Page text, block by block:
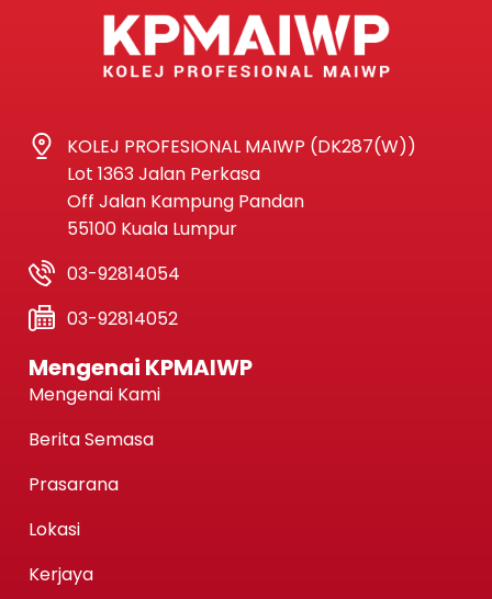
KOLEJ PROFESIONAL MAIWP (DK287(W))
Lot 1363 Jalan Perkasa
Off Jalan Kampung Pandan
55100 Kuala Lumpur
03-92814054
03-92814052
Mengenai KPMAIWP
Mengenai Kami
Berita Semasa
Prasarana
Lokasi
Kerjaya